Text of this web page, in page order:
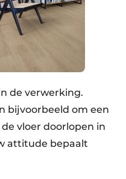
de verwerking.
bijvoorbeeld om een
vloer doorlopen in
attitude bepaalt